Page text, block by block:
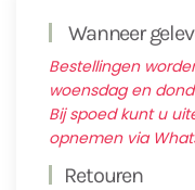
Wanneer
Bestellingen
woensdag en
Bij spoed kunt u
opnemen via
Retouren